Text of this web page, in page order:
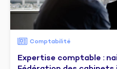
Comptabilité
Expertise comptable :